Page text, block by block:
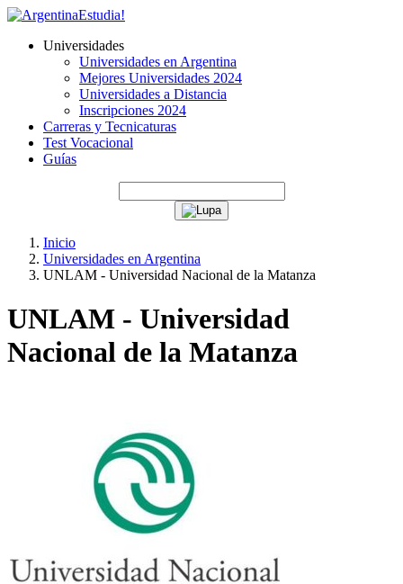
Universidades
Universidades en Argentina
Mejores Universidades 2024
Universidades a Distancia
Inscripciones 2024
Carreras y Tecnicaturas
Test Vocacional
Guías
Inicio
Universidades en Argentina
UNLAM - Universidad Nacional de la Matanza
UNLAM - Universidad
Nacional de la Matanza